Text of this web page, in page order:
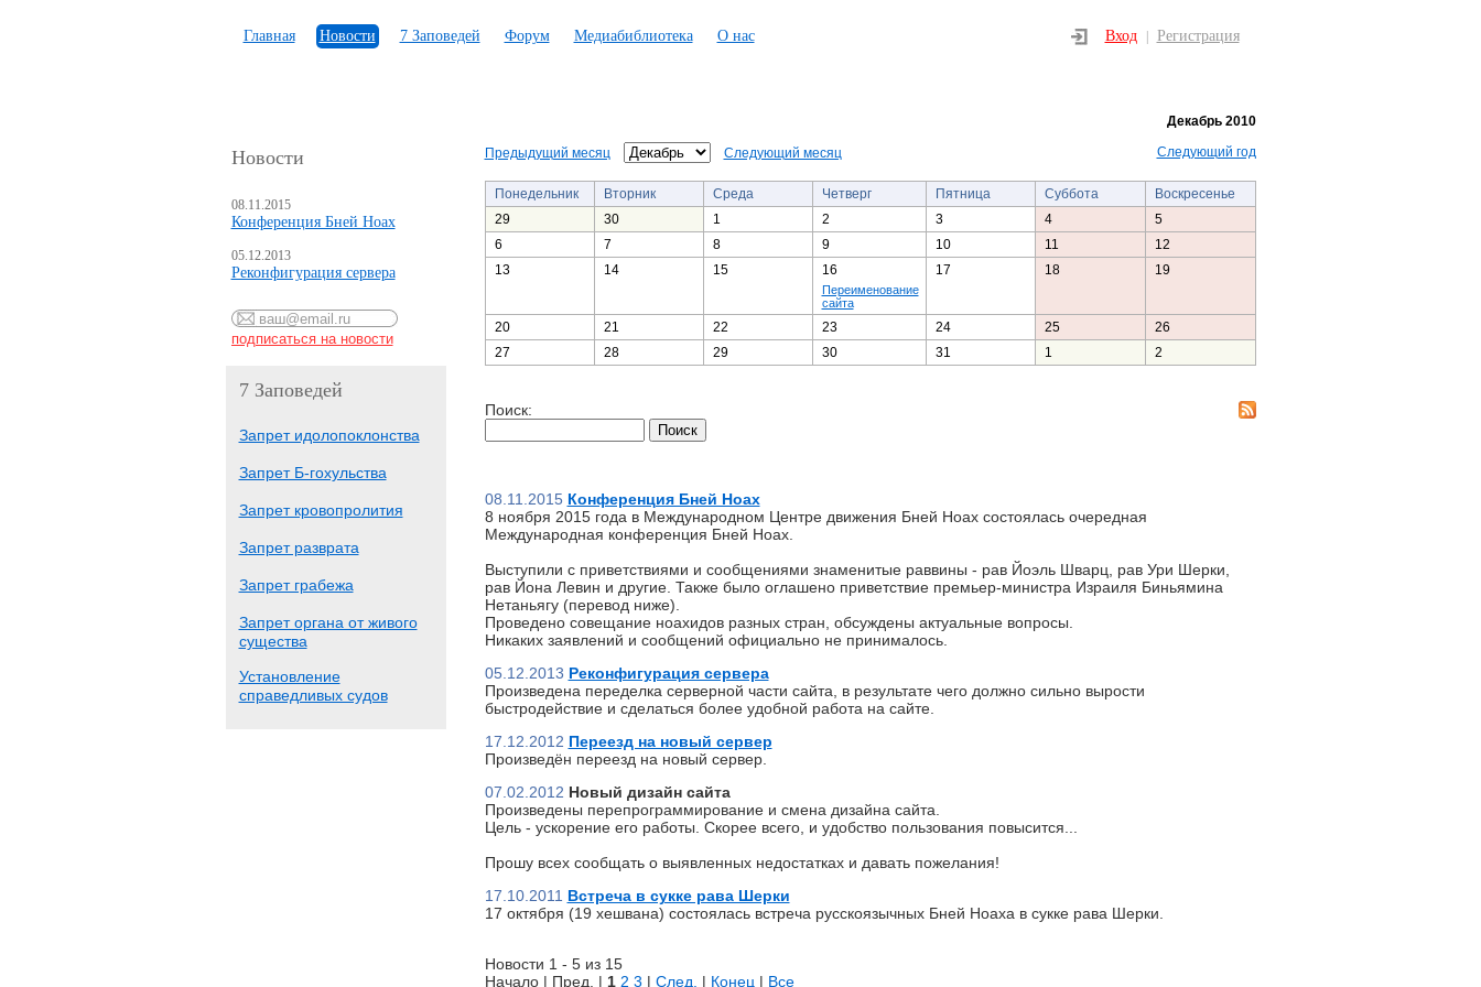
Главная Новости 7 Заповедей Форум Медиабиблиотека О нас Вход Регистрация
Новости
08.11.2015
Конференция Бней Ноах
05.12.2013
Реконфигурация сервера
7 Заповедей
Запрет идолопоклонства
Запрет Б-гохульства
Запрет кровопролития
Запрет разврата
Запрет грабежа
Запрет органа от живого
существа
Установление
справедливых судов
Декабрь 2010
Предыдущий месяц Следующий месяц Следующий год
Понедельник Вторник Среда Четверг Пятница Суббота
Воскресенье
29
30 1 2 3 4
5
6
7 8 9 10 11
12
13
14 15 16
Переименование
сайта
17 18 19
20 21 22 23 24 25
26
27
28 29 30 31 1 2
Поиск:
08.11.2015 Конференция Бней Ноах
8 ноября 2015 года в Международном Центре движения Бней Ноах состоялась очередная
Международная конференция Бней Ноах.
Выступили с приветствиями и сообщениями знаменитые раввины - рав Йоэль Шварц, рав Ури Шерки,
рав Йона Левин и другие. Также было оглашено приветствие премьер-министра Израиля Биньямина
Нетаньягу (перевод ниже).
Проведено совещание ноахидов разных стран, обсуждены актуальные вопросы.
Никаких заявлений и сообщений официально не принималось.
05.12.2013 Реконфигурация сервера
Произведена переделка серверной части сайта, в результате чего должно сильно вырости
быстродействие и сделаться более удобной работа на сайте.
17.12.2012 Переезд на новый сервер
Произведён переезд на новый сервер.
07.02.2012 Новый дизайн сайта
Произведены перепрограммирование и смена дизайна сайта.
Цель - ускорение его работы. Скорее всего, и удобство пользования повысится...
Прошу всех сообщать о выявленных недостатках и давать пожелания!
17.10.2011 Встреча в сукке рава Шерки
17 октября (19 хешвана) состоялась встреча русскоязычных Бней Ноаха в сукке рава Шерки.
Новости 1 - 5 из 15
Начало | Пред. | 1 2 3 | След. | Конец | Все